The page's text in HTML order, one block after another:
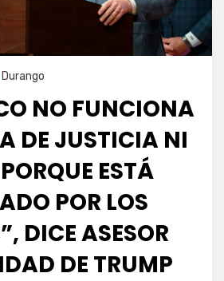
Durango
NO FUNCIONA
DE JUSTICIA NI
ESTÁ
POR LOS
DICE ASESOR
DE TRUMP